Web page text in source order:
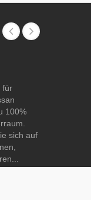
für
100%
sich auf